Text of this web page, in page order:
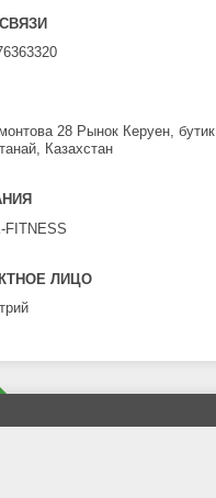
28 Рынок Керуен, бутик
Казахстан
FITNESS